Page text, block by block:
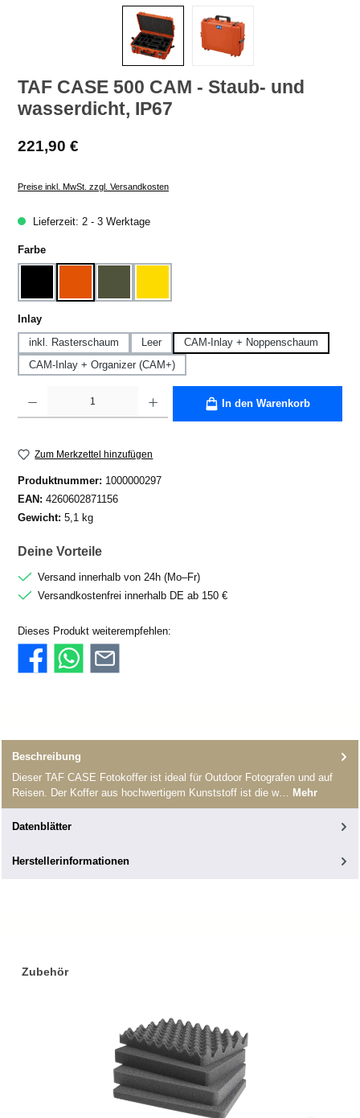
TAF CASE 500 CAM - Staub- und
wasserdicht, IP67
Regulärer Preis:
221,90 €
Preise inkl. MwSt. zzgl. Versandkosten
Lieferzeit: 2 - 3 Werktage
Farbeauswählen
Inlayauswählen
inkl. Rasterschaum
Leer
CAM-Inlay + Noppenschaum
CAM-Inlay + Organizer (CAM+)
In den Warenkorb
Zum Merkzettel hinzufügen
Produktnummer: 1000000297
EAN: 4260602871156
Gewicht: 5,1 kg
Deine Vorteile
Versand innerhalb von 24h (Mo–Fr)
Versandkostenfrei innerhalb DE ab 150 €
Dieses Produkt weiterempfehlen:
Beschreibung
Dieser TAF CASE Fotokoffer ist ideal für Outdoor Fotografen und auf
Reisen. Der Koffer aus hochwertigem Kunststoff ist die w… Mehr
Datenblätter
Herstellerinformationen
Produktgalerie überspringen
Zubehör